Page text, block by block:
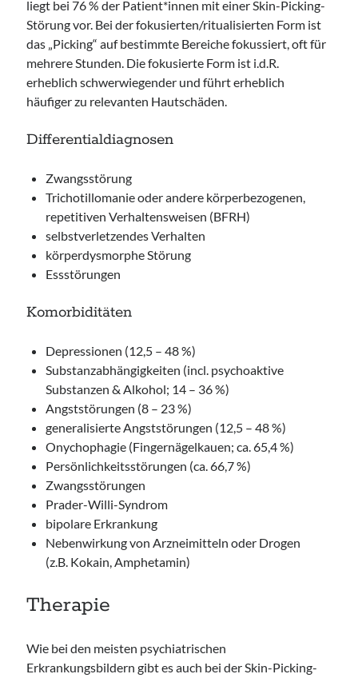
liegt bei 76 % der Patient*innen mit einer Skin-Picking-
Störung vor. Bei der fokusierten/ritualisierten Form ist
das „Picking“ auf bestimmte Bereiche fokussiert, oft für
mehrere Stunden. Die fokusierte Form ist i.d.R.
erheblich schwerwiegender und führt erheblich
häufiger zu relevanten Hautschäden.
Differentialdiagnosen
Zwangsstörung
Trichotillomanie oder andere körperbezogenen,
repetitiven Verhaltensweisen (BFRH)
selbstverletzendes Verhalten
körperdysmorphe Störung
Essstörungen
Komorbiditäten
Depressionen (12,5 – 48 %)
Substanzabhängigkeiten (incl. psychoaktive
Substanzen & Alkohol; 14 – 36 %)
Angststörungen (8 – 23 %)
generalisierte Angststörungen (12,5 – 48 %)
Onychophagie (Fingernägelkauen; ca. 65,4 %)
Persönlichkeitsstörungen (ca. 66,7 %)
Zwangsstörungen
Prader-Willi-Syndrom
bipolare Erkrankung
Nebenwirkung von Arzneimitteln oder Drogen
(z.B. Kokain, Amphetamin)
Therapie
Wie bei den meisten psychiatrischen
Erkrankungsbildern gibt es auch bei der Skin-Picking-